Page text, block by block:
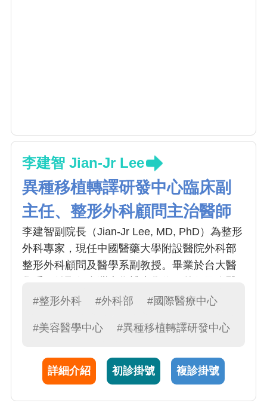
李建智 Jian-Jr Lee
異種移植轉譯研發中心臨床副
主任、整形外科顧問主治醫師
李建智副院長（Jian-Jr Lee, MD, PhD）為整形
外科專家，現任中國醫藥大學附設醫院外科部
整形外科顧問及醫學系副教授。畢業於台大醫
院燒傷中心主任，於八仙塵暴救治大量燒燙傷
授，專精血管瘤治療、顯微重建、醫美手術、
療，並致力於幹細胞與生醫材料研究。因臨床
與研究表現卓越，現為台灣整形外科醫學會理
事。
#整形外科 #外科部 #國際醫療中心
#美容醫學中心 #異種移植轉譯研發中心
詳細介紹 初診掛號 複診掛號